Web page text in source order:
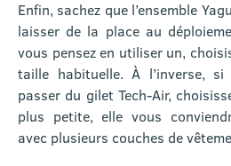
Enfin, sachez que l’ensemble
laisser de la place au
vous pensez en utiliser un,
taille habituelle. À l’inverse,
passer du gilet Tech-Air,
plus petite, elle vous
avec plusieurs couches de